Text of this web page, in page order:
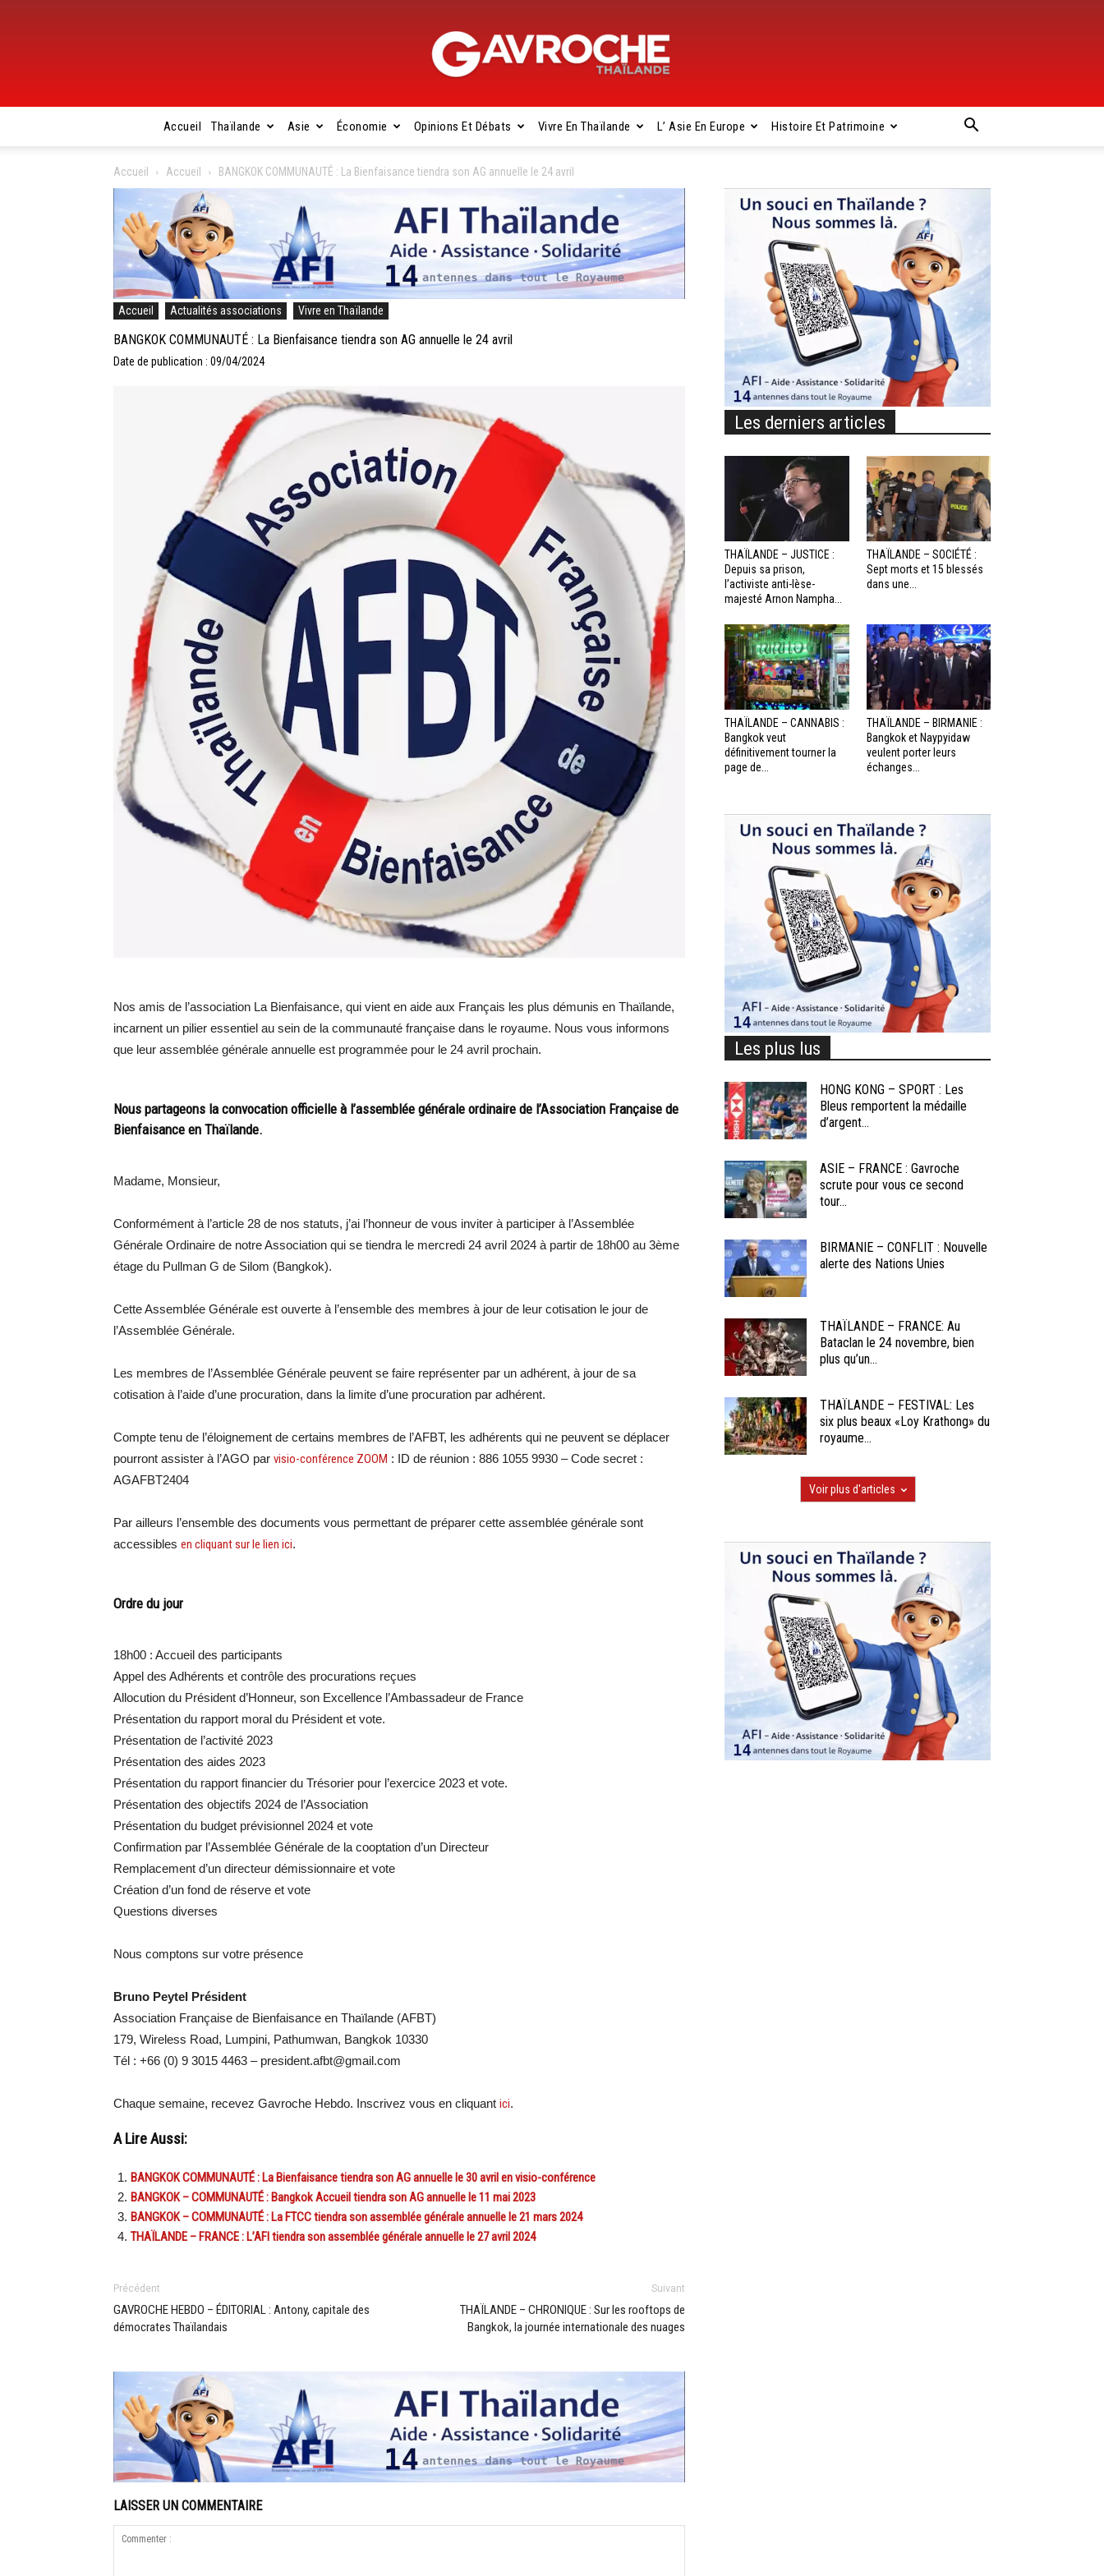
Gavroche
Thaïlande
Accueil Thaïlande Asie Économie Opinions Et Débats Vivre En Thaïlande L’ Asie En Europe Histoire Et Patrimoine
Accueil Accueil BANGKOK COMMUNAUTÉ : La Bienfaisance tiendra son AG annuelle le 24 avril
Accueil Actualités associations Vivre en Thaïlande
BANGKOK COMMUNAUTÉ : La Bienfaisance tiendra son AG annuelle le 24 avril
Date de publication : 09/04/2024
Nos amis de l’association La Bienfaisance, qui vient en aide aux Français les plus démunis en Thaïlande,
incarnent un pilier essentiel au sein de la communauté française dans le royaume. Nous vous informons
que leur assemblée générale annuelle est programmée pour le 24 avril prochain.
Nous partageons la convocation officielle à l’assemblée générale ordinaire de l’Association Française de
Bienfaisance en Thaïlande.
Madame, Monsieur,
Conformément à l’article 28 de nos statuts, j’ai l’honneur de vous inviter à participer à l’Assemblée
Générale Ordinaire de notre Association qui se tiendra le mercredi 24 avril 2024 à partir de 18h00 au 3ème
étage du Pullman G de Silom (Bangkok).
Cette Assemblée Générale est ouverte à l’ensemble des membres à jour de leur cotisation le jour de
l’Assemblée Générale.
Les membres de l’Assemblée Générale peuvent se faire représenter par un adhérent, à jour de sa
cotisation à l’aide d’une procuration, dans la limite d’une procuration par adhérent.
Compte tenu de l’éloignement de certains membres de l’AFBT, les adhérents qui ne peuvent se déplacer
pourront assister à l’AGO par visio-conférence ZOOM : ID de réunion : 886 1055 9930 – Code secret :
AGAFBT2404
Par ailleurs l’ensemble des documents vous permettant de préparer cette assemblée générale sont
accessibles en cliquant sur le lien ici.
Ordre du jour
18h00 : Accueil des participants
Appel des Adhérents et contrôle des procurations reçues
Allocution du Président d’Honneur, son Excellence l’Ambassadeur de France
Présentation du rapport moral du Président et vote.
Présentation de l’activité 2023
Présentation des aides 2023
Présentation du rapport financier du Trésorier pour l’exercice 2023 et vote.
Présentation des objectifs 2024 de l’Association
Présentation du budget prévisionnel 2024 et vote
Confirmation par l’Assemblée Générale de la cooptation d’un Directeur
Remplacement d’un directeur démissionnaire et vote
Création d’un fond de réserve et vote
Questions diverses
Nous comptons sur votre présence
Bruno Peytel Président
Association Française de Bienfaisance en Thaïlande (AFBT)
179, Wireless Road, Lumpini, Pathumwan, Bangkok 10330
Tél : +66 (0) 9 3015 4463 – president.afbt@gmail.com
Chaque semaine, recevez Gavroche Hebdo. Inscrivez vous en cliquant ici.
A Lire Aussi:
BANGKOK COMMUNAUTÉ : La Bienfaisance tiendra son AG annuelle le 30 avril en visio-conférence
BANGKOK – COMMUNAUTÉ : Bangkok Accueil tiendra son AG annuelle le 11 mai 2023
BANGKOK – COMMUNAUTÉ : La FTCC tiendra son assemblée générale annuelle le 21 mars 2024
THAÏLANDE – FRANCE : L’AFI tiendra son assemblée générale annuelle le 27 avril 2024
Précédent
GAVROCHE HEBDO – ÉDITORIAL : Antony, capitale des
démocrates Thaïlandais
Suivant
THAÏLANDE – CHRONIQUE : Sur les rooftops de
Bangkok, la journée internationale des nuages
LAISSER UN COMMENTAIRE
Les derniers articles
THAÏLANDE – JUSTICE :
Depuis sa prison,
l’activiste anti-lèse-
majesté Arnon Nampha...
THAÏLANDE – SOCIÉTÉ :
Sept morts et 15 blessés
dans une...
THAÏLANDE – CANNABIS :
Bangkok veut
définitivement tourner la
page de...
THAÏLANDE – BIRMANIE :
Bangkok et Naypyidaw
veulent porter leurs
échanges...
Les plus lus
HONG KONG – SPORT : Les
Bleus remportent la médaille
d’argent...
ASIE – FRANCE : Gavroche
scrute pour vous ce second
tour...
BIRMANIE – CONFLIT : Nouvelle
alerte des Nations Unies
THAÏLANDE – FRANCE: Au
Bataclan le 24 novembre, bien
plus qu’un...
THAÏLANDE – FESTIVAL: Les
six plus beaux «Loy Krathong» du
royaume...
Voir plus d'articles